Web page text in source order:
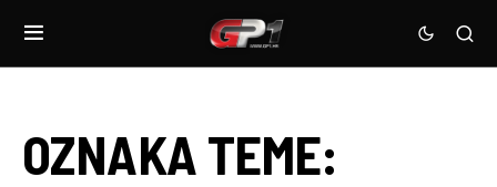
OZNAKA TEME: